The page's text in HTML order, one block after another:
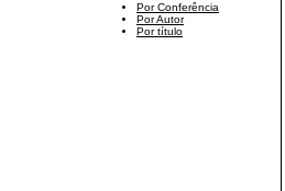
Por Conferência
Por Autor
Por título